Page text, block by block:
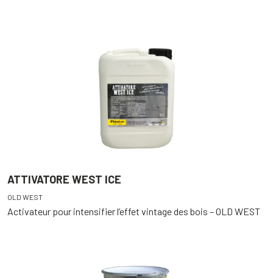
ATTIVATORE WEST ICE
OLD WEST
Activateur pour intensifier l’effet vintage des bois – OLD WEST